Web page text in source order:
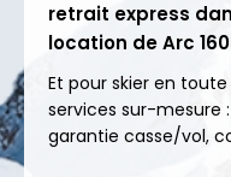
Un
domaine
Paradiski
retrait express
location de Arc
Et pour skier en
services sur-mesure
garantie casse/vol,